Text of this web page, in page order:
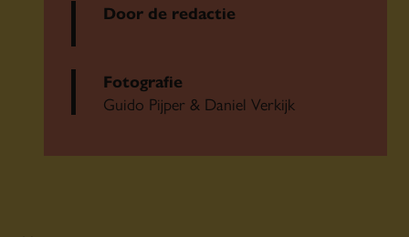
Door de redactie
Fotografie
Guido Pijper & Daniel Verkijk